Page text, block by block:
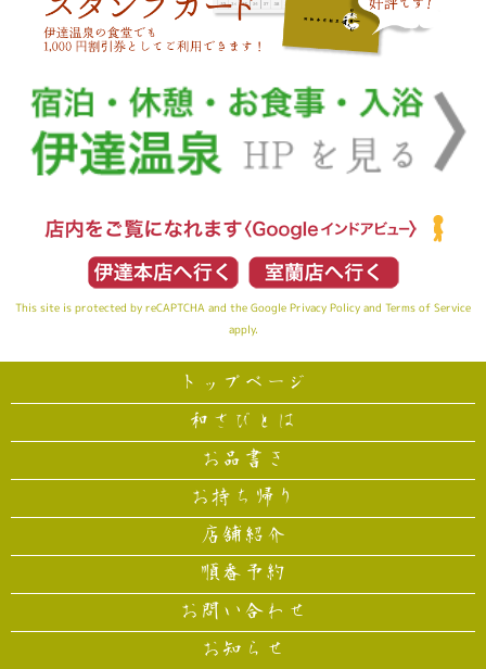
This site is protected by reCAPTCHA and the Google Privacy Policy and Terms of Service
apply.
トップページ
和さびとは
お品書き
お持ち帰り
店舗紹介
順番予約
お問い合わせ
お知らせ